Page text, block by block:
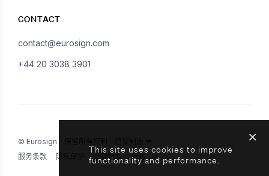
CONTACT
contact@eurosign.com
+44 20 3038 3901
© Eurosign - 保留所有权利 - 巴黎制造 ❤
服务条款
隐私保护 法律信息 状态
This site uses cookies to improve
functionality and performance.